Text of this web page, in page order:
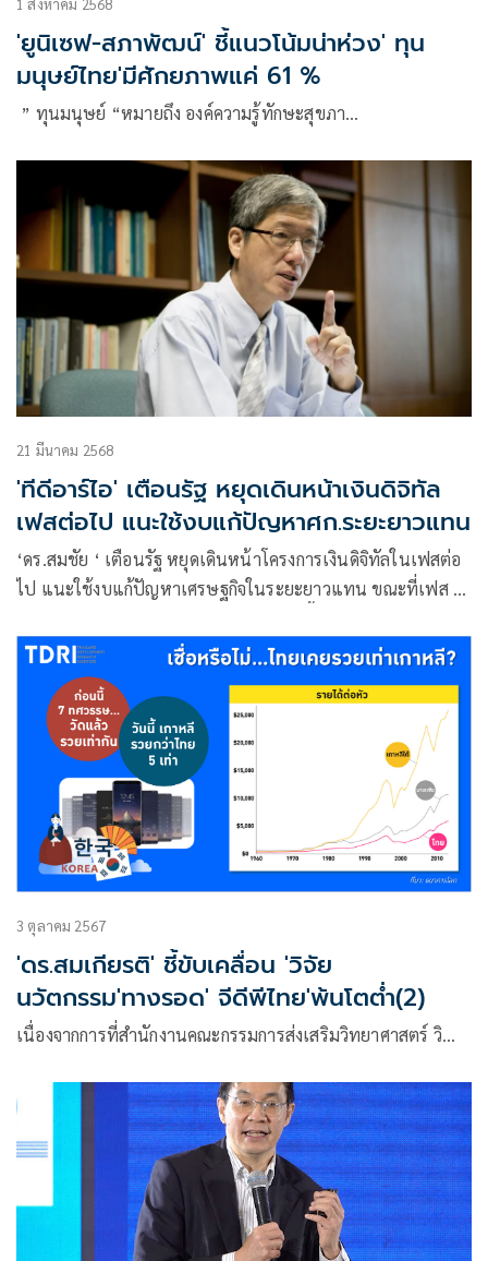
'ยูนิเซฟ-สภาพัฒน์' ชี้แนวโน้มน่าห่วง' ทุน
มนุษย์ไทย'มีศักยภาพแค่ 61 %
” ทุนมนุษย์ “หมายถึง องค์ความรู้ทักษะสุขภา…
21 มีนาคม 2568
'ทีดีอาร์ไอ' เตือนรัฐ หยุดเดินหน้าเงินดิจิทัล
เฟสต่อไป แนะใช้งบแก้ปัญหาศก.ระยะยาวแทน
‘ดร.สมชัย ‘ เตือนรัฐ หยุดเดินหน้าโครงการเงินดิจิทัลในเฟสต่อ
ไป แนะใช้งบแก้ปัญหาเศรษฐกิจในระยะยาวแทน ขณะที่เฟส 3
ได้ หวังพัฒนาทักษะคน เตือน รัฐบาลรับมือเศรษฐกิจซบเซา จาก
ปัจจัยภายนอก-ในประเทศ โดยเฉพาะความปั่นป่วนจากสงคราม
การค้า -หนี้ครัวเรือนสูง ห่วงภาระการคลัง ทำเรตติงประเทศตก
3 ตุลาคม 2567
'ดร.สมเกียรติ' ชี้ขับเคลื่อน 'วิจัย
นวัตกรรม'ทางรอด' จีดีพีไทย'พ้นโตต่ำ(2)
เนื่องจากการที่สำนักงานคณะกรรมการส่งเสริมวิทยาศาสตร์ วิ…